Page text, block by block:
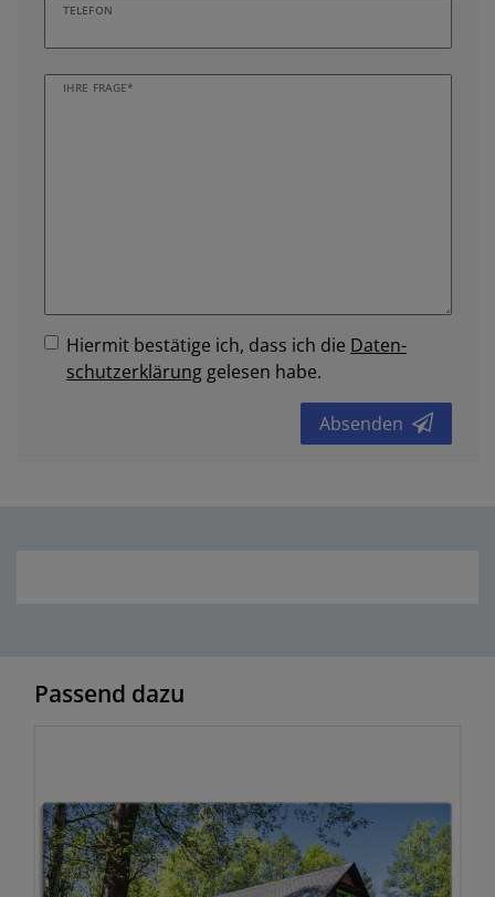
TELEFON
IHRE FRAGE*
Hiermit bestätige ich, dass ich die Daten­
schutz­erklärung gelesen habe.
Absenden
Passend dazu